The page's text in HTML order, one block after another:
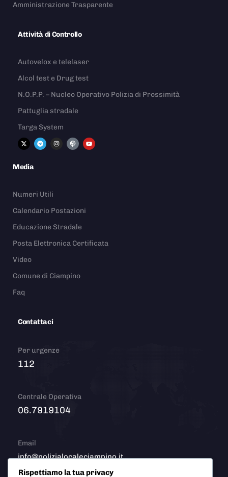
Amministrazione Trasparente
Attività di Controllo
Autovelox e telelaser
Alcol test e Drug test
N.O.P.P. – Nucleo Operativo Polizia di Prossimità
Pattuglia stradale
Targa System
Media
Numeri Utili
Calendario Postazioni
Educazione Stradale
Posta Elettronica Certificata
Video
Comune di Ciampino
Faq
Contattaci
Per urgenze
112
Centrale Operativa
06.7919104
Email
info@polizialocaleciampino.it
Rispettiamo la tua privacy